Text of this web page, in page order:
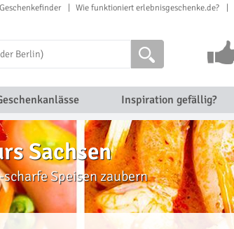
Geschenkefinder Wie funktioniert erlebnisgeschenke.de?
Inspiration gefällig?
Sachsen
Speisen zaubern